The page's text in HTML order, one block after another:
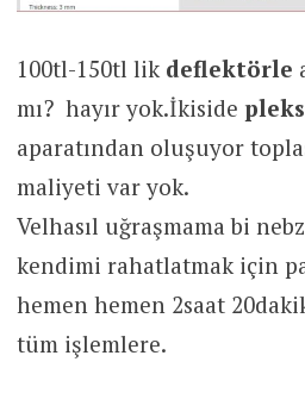
100tl-150tl lik deflektörle
mı? hayır yok.İkiside
aparatından oluşuyor
maliyeti var yok.
Velhasıl uğraşmama bi
kendimi rahatlatmak için
hemen hemen 2saat
tüm işlemlere.